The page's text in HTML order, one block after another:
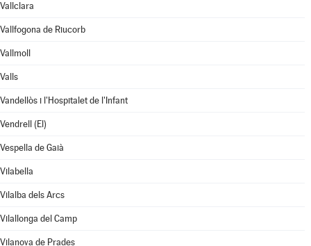
Vallclara
Vallfogona de Riucorb
Vallmoll
Valls
Vandellòs i l'Hospitalet de l'Infant
Vendrell (El)
Vespella de Gaià
Vilabella
Vilalba dels Arcs
Vilallonga del Camp
Vilanova de Prades